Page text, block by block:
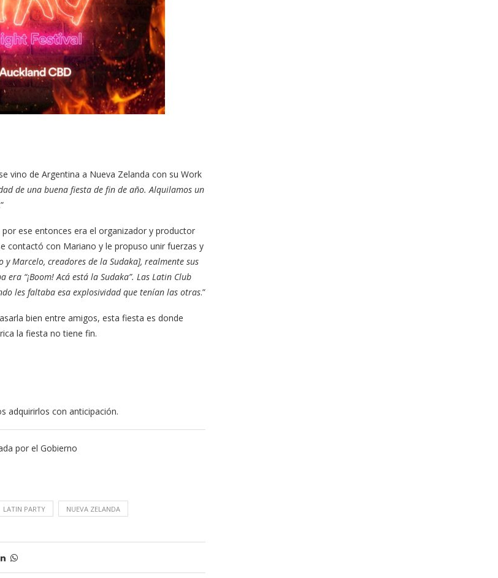
vino de Argentina a Nueva Zelanda con su Work
de una buena fiesta de fin de año. Alquilamos un
.”
ese entonces era el organizador y productor
contactó con Mariano y le propuso unir fuerzas y
Marcelo, creadores de la Sudaka], realmente sus
“¡Boom! Acá está la Sudaka”. Las Latin Club
les faltaba esa explosividad que tenían las otras.”
bien entre amigos, esta fiesta es donde
la fiesta no tiene fin.
adquirirlos con anticipación.
por el Gobierno
LATIN PARTY NUEVA ZELANDA